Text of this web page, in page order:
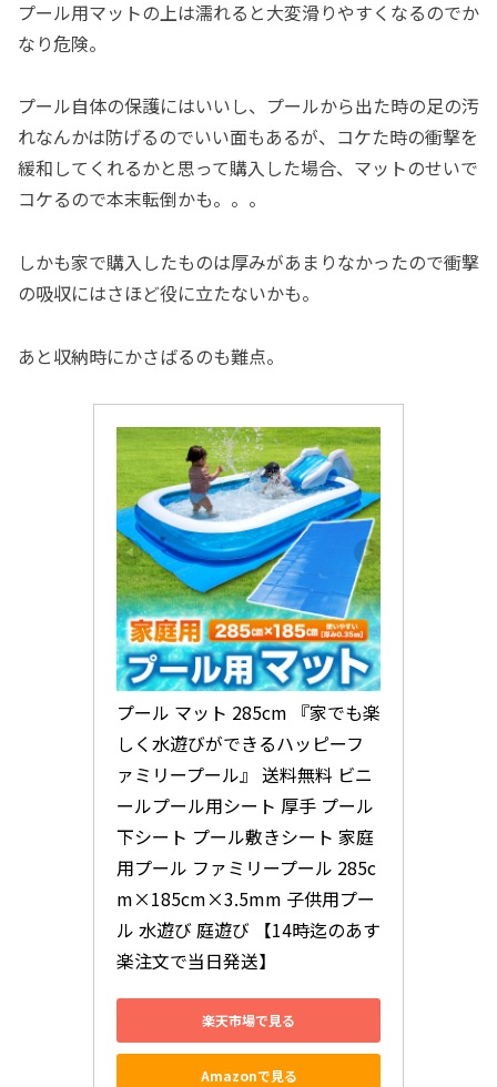
プール用マットの上は濡れると大変滑りやすくなるのでか
なり危険。
プール自体の保護にはいいし、プールから出た時の足の汚
れなんかは防げるのでいい面もあるが、コケた時の衝撃を
緩和してくれるかと思って購入した場合、マットのせいで
コケるので本末転倒かも。。。
しかも家で購入したものは厚みがあまりなかったので衝撃
の吸収にはさほど役に立たないかも。
あと収納時にかさばるのも難点。
プール マット 285cm 『家でも楽
しく水遊びができるハッピーフ
ァミリープール』 送料無料 ビニ
ールプール用シート 厚手 プール
下シート プール敷きシート 家庭
用プール ファミリープール 285c
m×185cm×3.5mm 子供用プー
ル 水遊び 庭遊び 【14時迄のあす
楽注文で当日発送】
楽天市場で見る
Amazonで見る